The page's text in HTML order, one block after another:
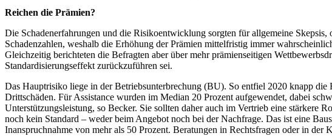
Reichen die Prämien?
Die Schadenerfahrungen und die Risikoentwicklung sorgten für allgemeine
Schadenzahlen, weshalb die Erhöhung der Prämien mittelfristig immer
Gleichzeitig berichteten die Befragten aber über mehr prämienseitigen
Standardisierungseffekt zurückzuführen sei.
Das Hauptrisiko liege in der Betriebsunterbrechung (BU). So entfiel 2020 knapp
Drittschäden. Für Assistance wurden im Median 20 Prozent aufgewendet, dabei
Unterstützungsleistung, so Becker. Sie sollten daher auch im Vertrieb eine stärkere
noch kein Standard – weder beim Angebot noch bei der Nachfrage. Das ist eine
Inanspruchnahme von mehr als 50 Prozent. Beratungen in Rechtsfragen oder in